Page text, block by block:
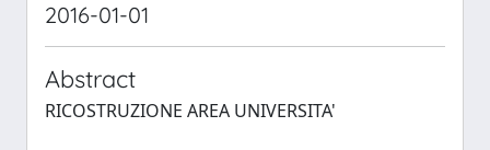
2016-01-01
Abstract
RICOSTRUZIONE AREA UNIVERSITA'